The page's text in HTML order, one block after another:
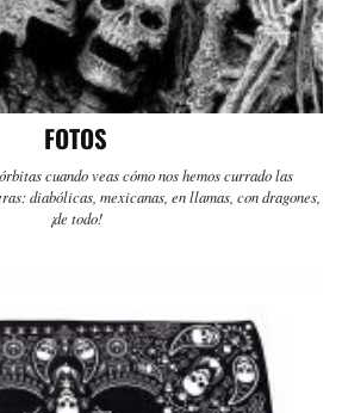
FOTOS
cuando veas cómo nos hemos currado las
diabólicas, mexicanas, en llamas, con dragones,
¡de todo!